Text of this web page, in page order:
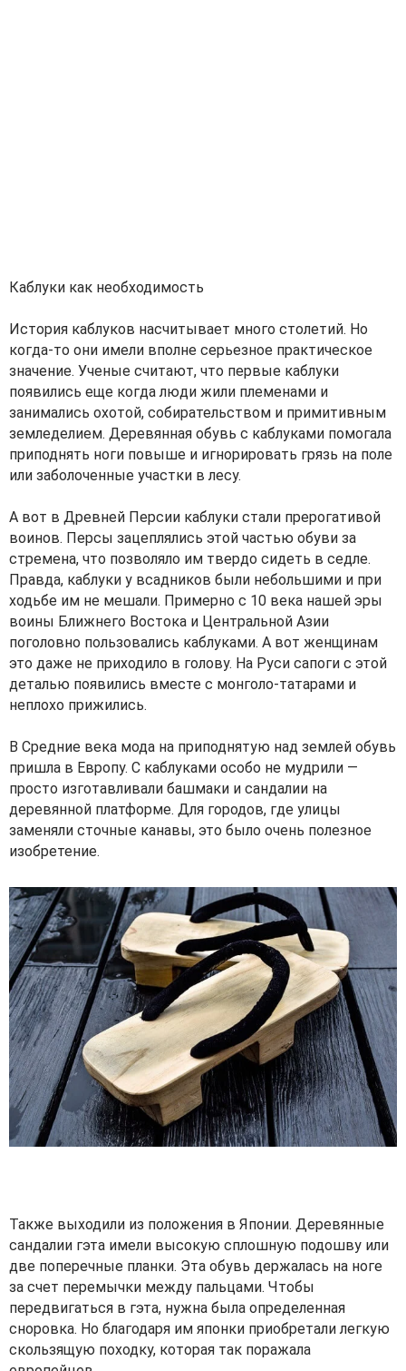
Каблуки как необходимость
История каблуков насчитывает много столетий. Но
когда-то они имели вполне серьезное практическое
значение. Ученые считают, что первые каблуки
появились еще когда люди жили племенами и
занимались охотой, собирательством и примитивным
земледелием. Деревянная обувь с каблуками помогала
приподнять ноги повыше и игнорировать грязь на поле
или заболоченные участки в лесу.
А вот в Древней Персии каблуки стали прерогативой
воинов. Персы зацеплялись этой частью обуви за
стремена, что позволяло им твердо сидеть в седле.
Правда, каблуки у всадников были небольшими и при
ходьбе им не мешали. Примерно с 10 века нашей эры
воины Ближнего Востока и Центральной Азии
поголовно пользовались каблуками. А вот женщинам
это даже не приходило в голову. На Руси сапоги с этой
деталью появились вместе с монголо-татарами и
неплохо прижились.
В Средние века мода на приподнятую над землей обувь
пришла в Европу. С каблуками особо не мудрили —
просто изготавливали башмаки и сандалии на
деревянной платформе. Для городов, где улицы
заменяли сточные канавы, это было очень полезное
изобретение.
Также выходили из положения в Японии. Деревянные
сандалии гэта имели высокую сплошную подошву или
две поперечные планки. Эта обувь держалась на ноге
за счет перемычки между пальцами. Чтобы
передвигаться в гэта, нужна была определенная
сноровка. Но благодаря им японки приобретали легкую
скользящую походку, которая так поражала